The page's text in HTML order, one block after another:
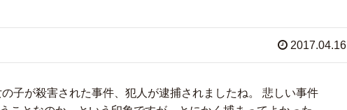
2017.04.16
子が殺害された事件、犯人が逮捕されましたね。 悲しい事件